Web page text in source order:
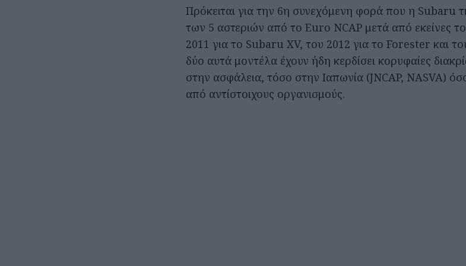
Πρόκειται για την 6η συνεχόμενη φορά που η Subaru
των 5 αστεριών από το Euro NCAP μετά από εκείνες
2011 για το Subaru XV, του 2012 για το Forester και
δύο αυτά μοντέλα έχουν ήδη κερδίσει κορυφαίες
στην ασφάλεια, τόσο στην Ιαπωνία (JNCAP, NASVA)
από αντίστοιχους οργανισμούς.